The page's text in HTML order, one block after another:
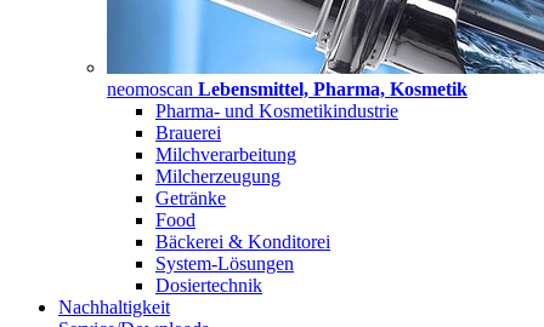
neomoscan Lebensmittel, Pharma, Kosmetik
Pharma- und Kosmetikindustrie
Brauerei
Milchverarbeitung
Milcherzeugung
Getränke
Food
Bäckerei & Konditorei
System-Lösungen
Dosiertechnik
Nachhaltigkeit